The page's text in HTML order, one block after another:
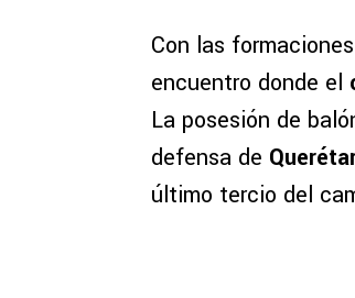
Con las
encuentro donde el
La posesión de
defensa de
último tercio del